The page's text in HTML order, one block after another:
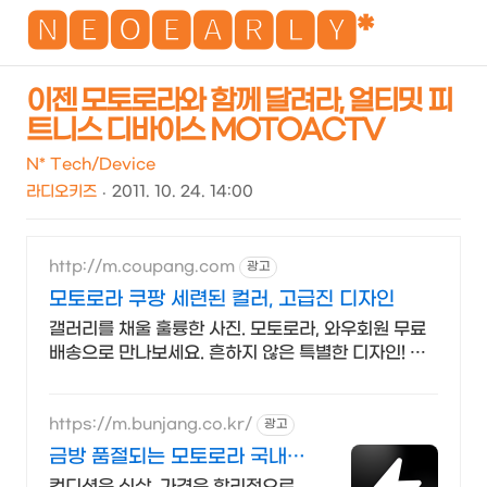
🅽🅴🅾🅴🅰🆁🅻🆈*
이젠 모토로라와 함께 달려라, 얼티밋 피
트니스 디바이스 MOTOACTV
N* Tech/Device
라디오키즈
2011. 10. 24. 14:00
http://m.coupang.com 광고
모토로라 쿠팡 세련된 컬러, 고급진 디자인
갤러리를 채울 훌륭한 사진. 모토로라, 와우회원 무료
배송으로 만나보세요. 흔하지 않은 특별한 디자인! 지
https://m.bunjang.co.kr/ 광고
금방 품절되는 모토로라 국내